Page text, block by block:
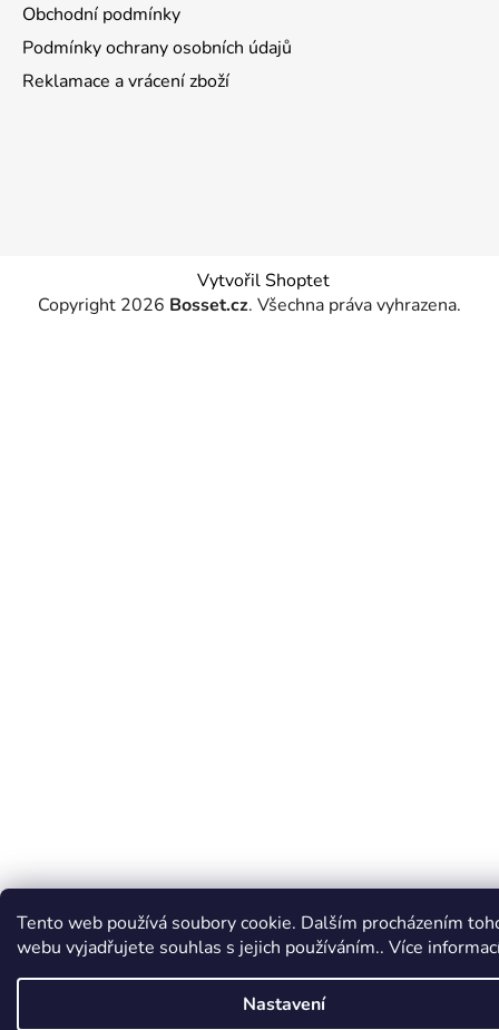
Tento web používá soubory cookie. Dalším procházením
webu vyjadřujete souhlas s jejich používáním.. Více
Nastavení
Obchodní podmínky
Podmínky ochrany osobních údajů
Reklamace a vrácení zboží
Vytvořil Shoptet
Copyright 2026 Bosset.cz. Všechna práva vyhrazena.